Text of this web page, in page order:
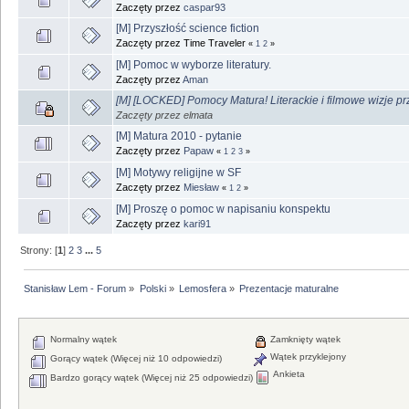
Zaczęty przez caspar93
[M] Przyszłość science fiction
Zaczęty przez Time Traveler « 1 2 »
[M] Pomoc w wyborze literatury.
Zaczęty przez Aman
[M] [LOCKED] Pomocy Matura! Literackie i filmowe wizje
Zaczęty przez elmata
[M] Matura 2010 - pytanie
Zaczęty przez Papaw « 1 2 3 »
[M] Motywy religijne w SF
Zaczęty przez Miesław « 1 2 »
[M] Proszę o pomoc w napisaniu konspektu
Zaczęty przez kari91
Strony: [1]2 3 ...5
Stanisław Lem - Forum » Polski» Lemosfera» Prezentacje maturalne
Normalny wątek
Gorący wątek (Więcej niż 10 odpowiedzi)
Bardzo gorący wątek (Więcej niż 25 odpowiedzi)
Zamknięty wątek
Wątek przyklejony
Ankieta